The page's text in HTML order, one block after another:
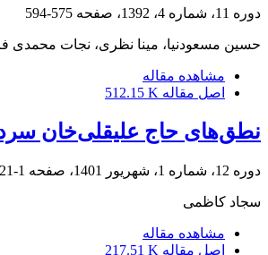
دوره 11، شماره 4، 1392، صفحه 575-594
حسین مسعودنیا، مینا نظری، نجات محمدی
مشاهده مقاله
اصل مقاله 512.15 K
نطق‌‏های حاج علیقلی‏‌خان سردار اسعد
دوره 12، شماره 1، شهریور 1401، صفحه 1-21
سجاد کاظمی
مشاهده مقاله
اصل مقاله 217.51 K